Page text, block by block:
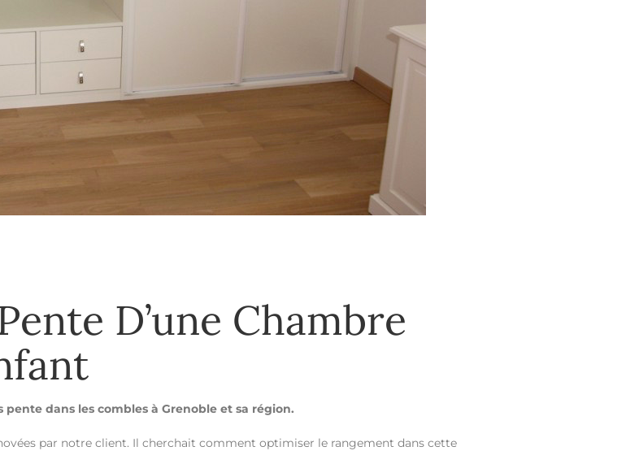
D’une Chambre
pente dans les combles à Grenoble et sa région.
par notre client. Il cherchait comment optimiser le rangement dans cette